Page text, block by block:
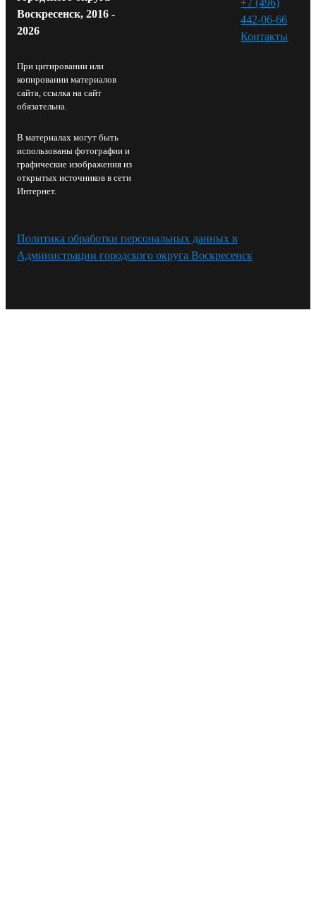
Воскресенск, 2016 -
2026
При цитировании или
копировании материалов
сайта, ссылка на сайт
обязательна.
В материалах могут быть
использованы фотографии и
графические изображения из
открытых источников в сети
Интернет.
442-06-66
Контакты⁠
Политика обработки персональных данных в
Администрации городского округа Воскресенск